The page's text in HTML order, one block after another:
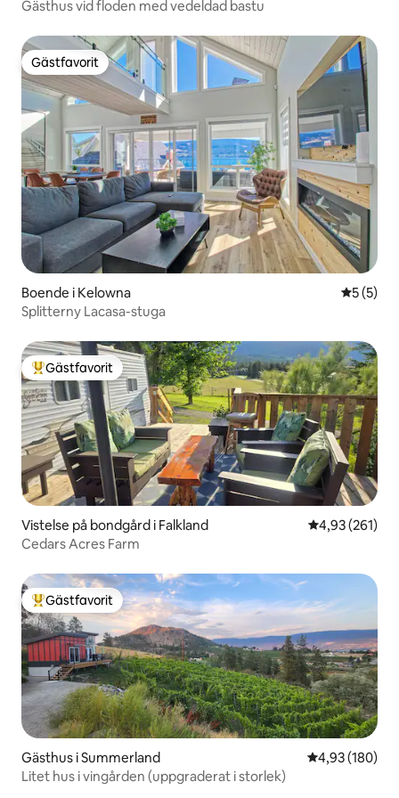
Gästhus vid floden med vedeldad bastu
Gästfavorit
Gästfavorit
Boende i Kelowna 5 av 5 i
5 (5)
Splitterny Lacasa-stuga
Populär gästfavorit
Gästfavorit
Vistelse på bondgård i Falkland 4,93 av 5 i
4,93 (261)
Cedars Acres Farm
Populär gästfavorit
Gästfavorit
Gästhus i Summerland 4,93 av 5 i
4,93 (180)
Litet hus i vingården (uppgraderat i storlek)